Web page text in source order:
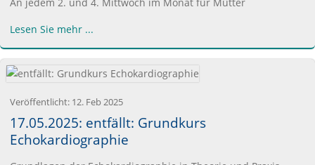
An jedem 2. und 4. Mittwoch im Monat für Mütter
Lesen Sie mehr ...
Veröffentlicht: 12. Feb 2025
17.05.2025: entfällt: Grundkurs
Echokardiographie